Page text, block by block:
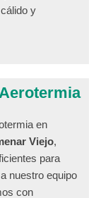
y
en
Viejo,
para
nuestro equipo
con